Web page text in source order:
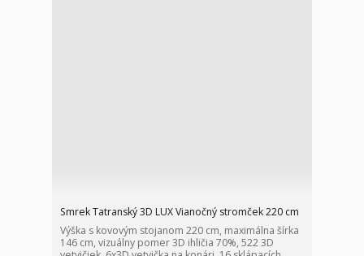
Smrek Tatranský 3D LUX Vianočný stromček 220 cm
Výška s kovovým stojanom 220 cm, maximálna šírka
146 cm, vizuálny pomer 3D ihličia 70%, 522 3D